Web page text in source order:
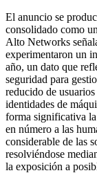
El anuncio se
consolidado como
Alto Networks
experimentaron un
año, un dato que
seguridad para
reducido de
identidades de
forma significativa la
en número a las
considerable de las
resolviéndose
la exposición a